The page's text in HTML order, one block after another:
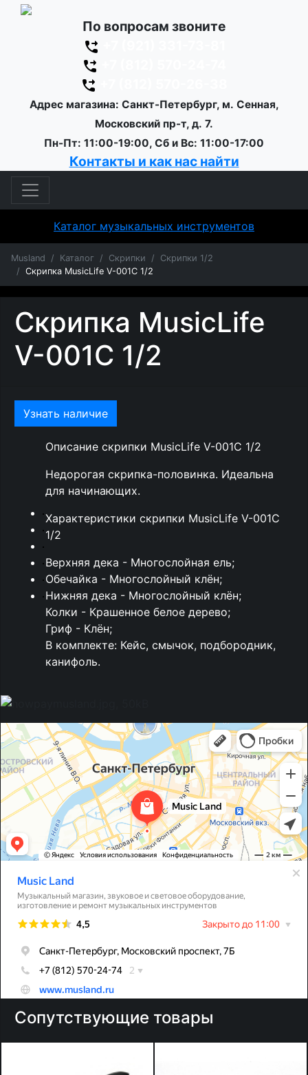
По вопросам звоните
Адрес магазина: Санкт-Петербург, м. Сенная,
Московский пр-т, д. 7.
Пн-Пт: 11:00-19:00, Сб и Вс: 11:00-17:00
Контакты и как нас найти
Каталог музыкальных инструментов
Musland Каталог Скрипки
Скрипки 1/2
Скрипка MusicLife V-001C 1/2
Скрипка MusicLife
V-001C 1/2
Узнать наличие
Описание скрипки MusicLife V-001C 1/2
Недорогая скрипка-половинка. Идеальна
для начинающих.
Характеристики скрипки MusicLife V-001C
1/2
Верхняя дека - Многослойная ель;
Обечайка - Многослойный клён;
Нижняя дека - Многослойный клён;
Колки - Крашенное белое дерево;
Гриф - Клён;
В комплекте: Кейс, смычок, подбородник,
канифоль.
Сопутствующие товары